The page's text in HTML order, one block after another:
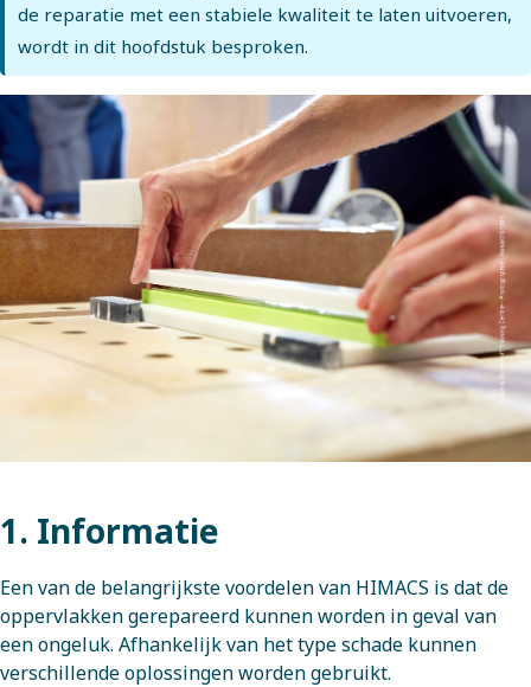
de reparatie met een stabiele kwaliteit te laten uitvoeren,
wordt in dit hoofdstuk besproken.
1. Informatie
Een van de belangrijkste voordelen van HIMACS is dat de
oppervlakken gerepareerd kunnen worden in geval van
een ongeluk. Afhankelijk van het type schade kunnen
verschillende oplossingen worden gebruikt.